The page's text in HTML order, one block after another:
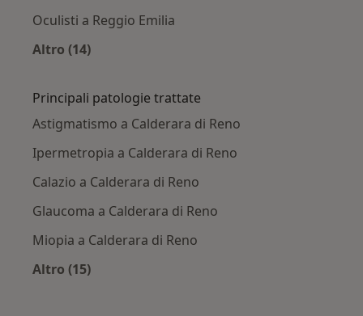
Oculisti a Reggio Emilia
Altro (14)
Principali patologie trattate
Astigmatismo a Calderara di Reno
Ipermetropia a Calderara di Reno
Calazio a Calderara di Reno
Glaucoma a Calderara di Reno
Miopia a Calderara di Reno
Altro (15)